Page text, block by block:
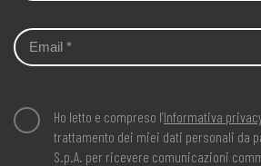
Ho letto e compreso l’Informativa
trattamento dei miei dati personali da
S.p.A. per ricevere comunicazioni